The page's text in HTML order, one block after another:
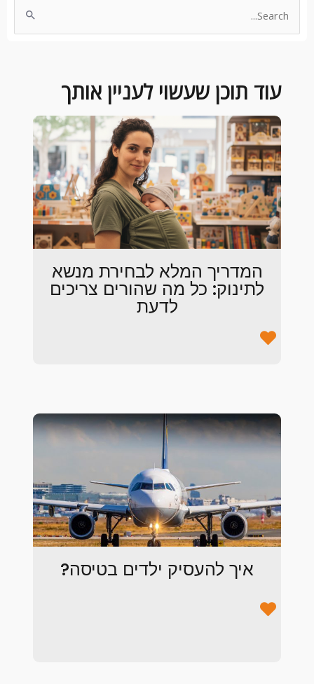
Search
for:
עוד תוכן שעשוי לעניין אותך
המדריך המלא לבחירת מנשא
לתינוק: כל מה שהורים צריכים
לדעת
איך להעסיק ילדים בטיסה?